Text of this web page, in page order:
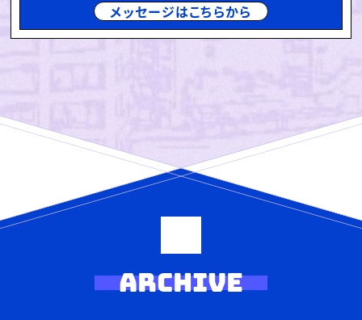
メッセージはこちらから
ARCHIVE